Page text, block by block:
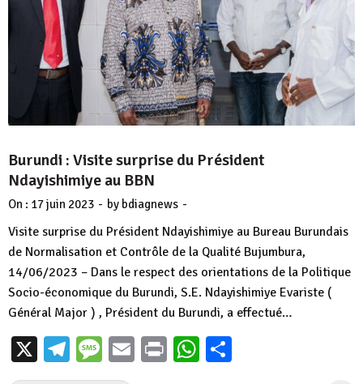
Burundi : Visite surprise du Président
Ndayishimiye au BBN
On : 17 juin 2023 - by bdiagnews -
Visite surprise du Président Ndayishimiye au Bureau Burundais
de Normalisation et Contrôle de la Qualité Bujumbura,
14/06/2023 – Dans le respect des orientations de la Politique
Socio-économique du Burundi, S.E. Ndayishimiye Evariste (
Général Major ) , Président du Burundi, a effectué…
X Telegram
Message
EmailPrintWhatsApp